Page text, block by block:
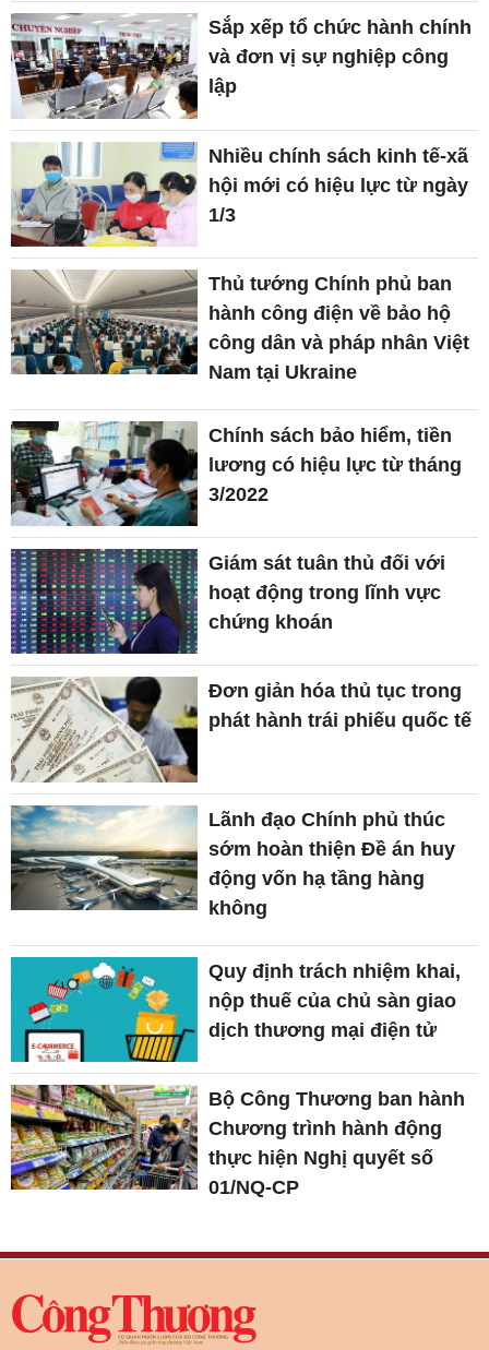
Sắp xếp tổ chức hành chính
và đơn vị sự nghiệp công
lập
Nhiều chính sách kinh tế-xã
hội mới có hiệu lực từ ngày
1/3
Thủ tướng Chính phủ ban
hành công điện về bảo hộ
công dân và pháp nhân Việt
Nam tại Ukraine
Chính sách bảo hiểm, tiền
lương có hiệu lực từ tháng
3/2022
Giám sát tuân thủ đối với
hoạt động trong lĩnh vực
chứng khoán
Đơn giản hóa thủ tục trong
phát hành trái phiếu quốc tế
Lãnh đạo Chính phủ thúc
sớm hoàn thiện Đề án huy
động vốn hạ tầng hàng
không
Quy định trách nhiệm khai,
nộp thuế của chủ sàn giao
dịch thương mại điện tử
Bộ Công Thương ban hành
Chương trình hành động
thực hiện Nghị quyết số
01/NQ-CP